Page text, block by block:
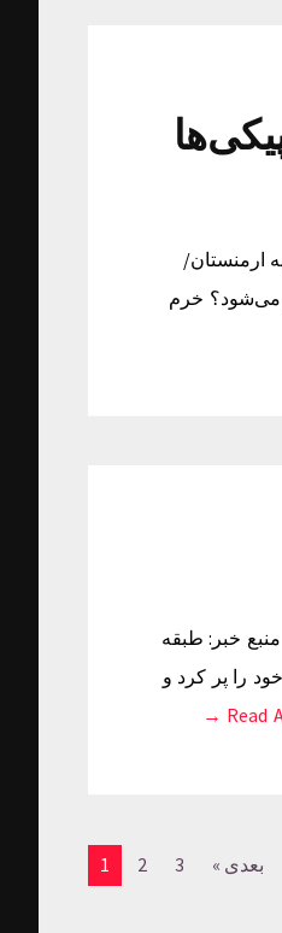
اعزام ۵ آزادکار منتخب به ارمنستان/
روشن می‌شود؟ خرم
5 خروجی قطعی در لیست منصوریان زمان دریافت خبر: یکشنبه ۱۶ خرداد ۱۳۹۵ ساعت ۱۵:۳۹ منبع خبر: طبقه
لیست بزرگسالان خود را پر کرد و
Read
1 2 3 بعدی »